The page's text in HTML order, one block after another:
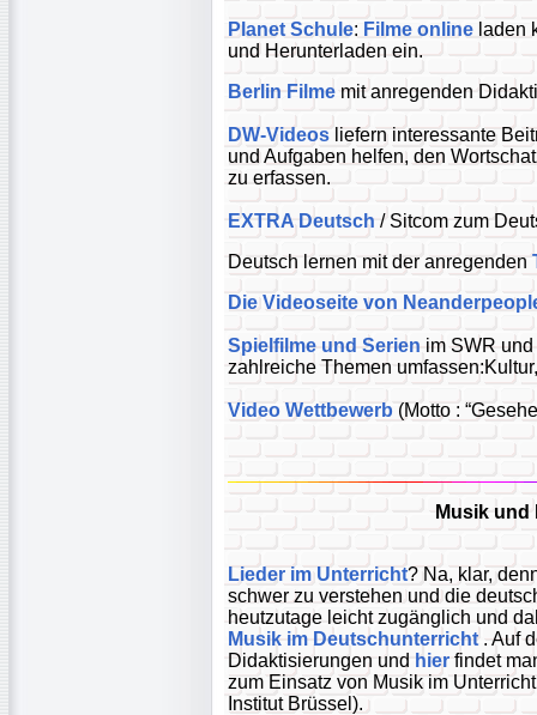
Planet Schule: Filme online laden
und Herunterladen ein.
Berlin Filme mit anregenden
DW-Videos liefern interessante
und Aufgaben helfen, den
zu erfassen.
EXTRA Deutsch / Sitcom zum
Deutsch lernen mit der anregenden
Die Videoseite von
Spielfilme und Serien im SWR
zahlreiche Themen
Video Wettbewerb (Motto :
Musik und
Lieder im Unterricht? Na, klar,
schwer zu verstehen und die
heutzutage leicht zugänglich und
Musik im Deutschunterricht . Auf
Didaktisierungen und hier findet
zum Einsatz von Musik im
Institut Brüssel).